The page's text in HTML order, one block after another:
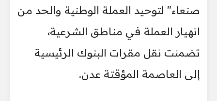
صنعاء" لتوحيد العملة الوطنية والحد من
انهيار العملة في مناطق الشرعية،
تضمنت نقل مقرات البنوك الرئيسية
إلى العاصمة المؤقتة عدن.